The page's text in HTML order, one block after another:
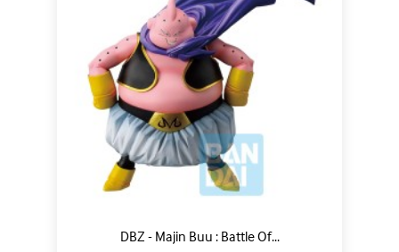
DBZ - Majin Buu : Battle Of...